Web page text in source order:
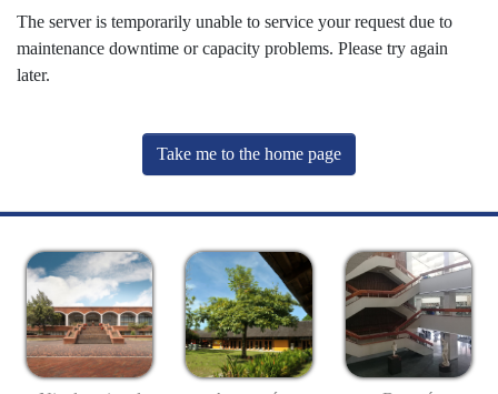
The server is temporarily unable to service your request due to
maintenance downtime or capacity problems. Please try again
later.
Take me to the home page